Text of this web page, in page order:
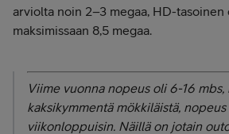
arviolta noin 2–3 megaa, HD-tasoinen
maksimissaan 8,5 megaa.
Viime vuonna nopeus oli 6-16
kaksikymmentä mökkiläistä,
viikonloppuisin. Näillä on jotain